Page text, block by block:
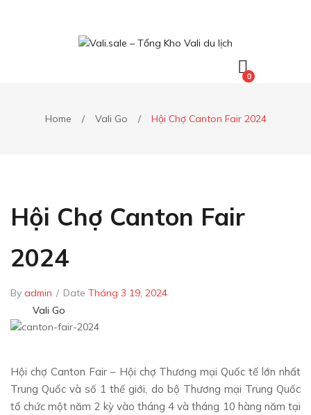
0
Home / Vali Go / Hội Chợ Canton Fair 2024
Hội Chợ Canton Fair
2024
By admin / Date Tháng 3 19, 2024
Vali Go
Hội chợ Canton Fair – Hội chợ Thương mại Quốc tế lớn nhất
Trung Quốc và số 1 thế giới, do bộ Thương mại Trung Quốc
tổ chức một năm 2 kỳ vào tháng 4 và tháng 10 hàng năm tại